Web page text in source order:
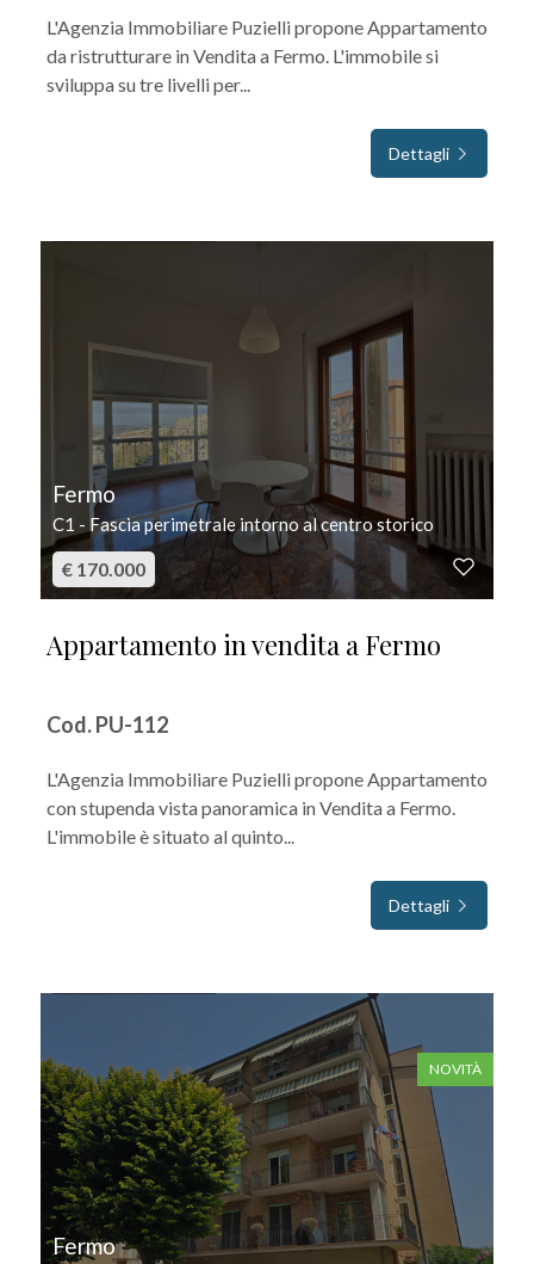
L'Agenzia Immobiliare Puzielli propone Appartamento
da ristrutturare in Vendita a Fermo. L'immobile si
sviluppa su tre livelli per...
Dettagli
Fermo
C1 - Fascia perimetrale intorno al centro storico
€ 170.000
Appartamento in vendita a Fermo
Cod. PU-112
L'Agenzia Immobiliare Puzielli propone Appartamento
con stupenda vista panoramica in Vendita a Fermo.
L'immobile è situato al quinto...
Dettagli
NOVITÀ
Fermo